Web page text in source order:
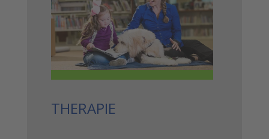
THERAPIE